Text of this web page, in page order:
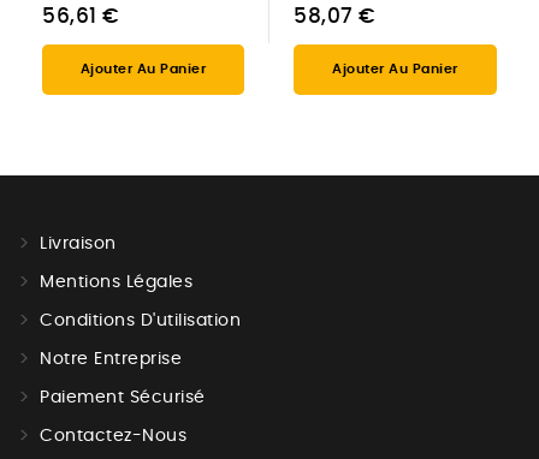
56,61 €
Ajouter Au Panier
58,07 €
Ajouter Au Panier
Livraison
Mentions Légales
Conditions D'utilisation
Notre Entreprise
Paiement Sécurisé
Contactez-Nous